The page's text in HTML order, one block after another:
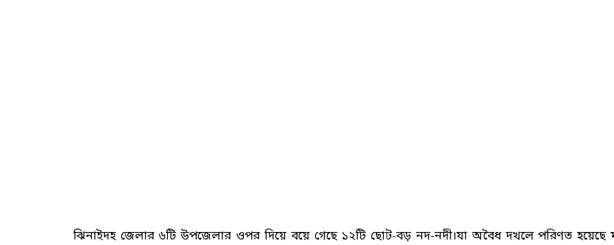
ঝিনাইদহ জেলার ৬টি উপজেলার ওপর দিয়ে বয়ে গেছে ১২টি ছোট-বড় নদ-নদী।যা অবৈধ দখলে পরিণত হয়েছে